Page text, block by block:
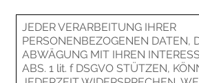
JEDER VERARBEITUNG IHRER
PERSONENBEZOGENEN DATEN,
ABWÄGUNG MIT IHREN
ABS. 1 lit. f DSGVO STÜTZEN,